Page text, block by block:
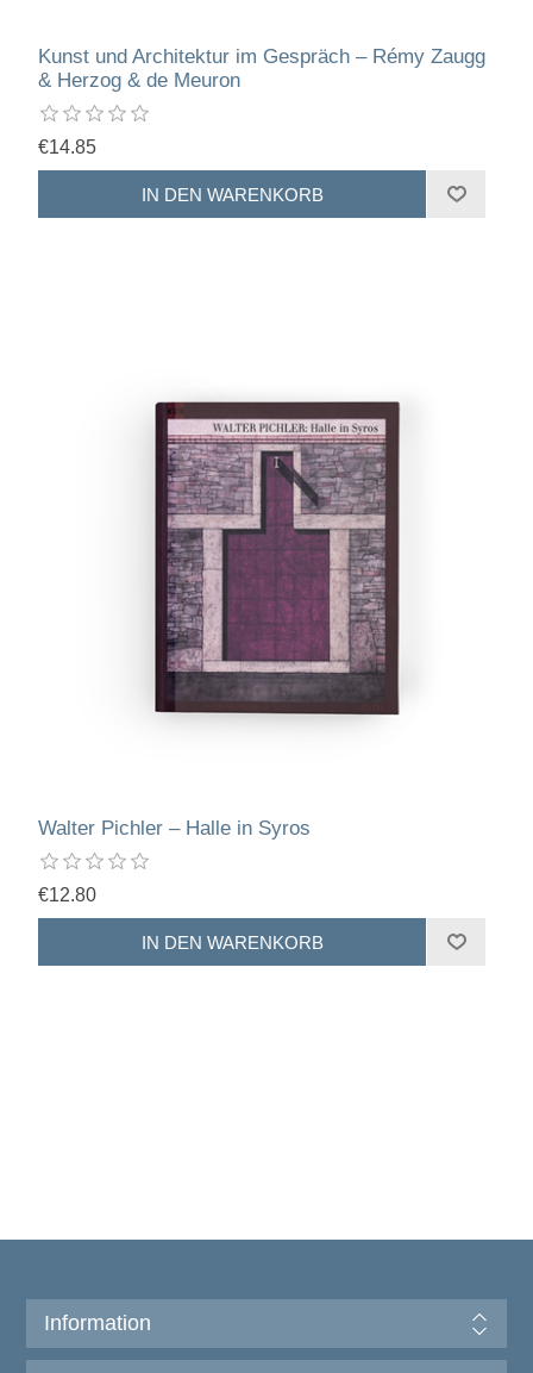
Kunst und Architektur im Gespräch – Rémy Zaugg
& Herzog & de Meuron
€14.85
Walter Pichler – Halle in Syros
€12.80
Information